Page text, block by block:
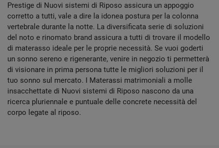
Prestige di Nuovi sistemi di Riposo assicura un appoggio
corretto a tutti, vale a dire la idonea postura per la colonna
vertebrale durante la notte. La diversificata serie di soluzioni
del noto e rinomato brand assicura a tutti di trovare il modello
di materasso ideale per le proprie necessità. Se vuoi goderti
un sonno sereno e rigenerante, venire in negozio ti permetterà
di visionare in prima persona tutte le migliori soluzioni per il
tuo sonno sul mercato. I Materassi matrimoniali a molle
insacchettate di Nuovi sistemi di Riposo nascono da una
ricerca pluriennale e puntuale delle concrete necessità del
corpo legate al riposo.